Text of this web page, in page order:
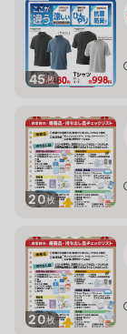
45枚
20枚
20枚